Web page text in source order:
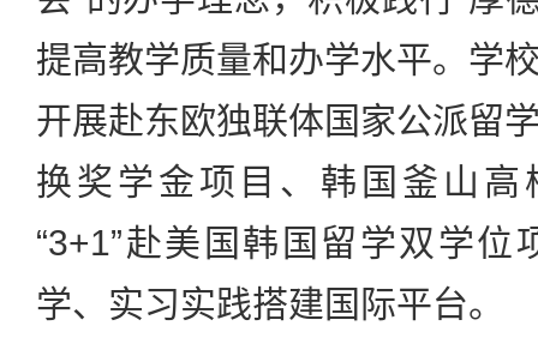
提高教学质量和办学水平。学
开展赴东欧独联体国家公派留
换奖学金项目、韩国釜山高
“3+1”赴美国韩国留学双学
学、实习实践搭建国际平台。